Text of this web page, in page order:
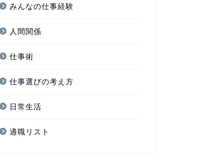
みんなの仕事経験
人間関係
仕事術
仕事選びの考え方
日常生活
適職リスト